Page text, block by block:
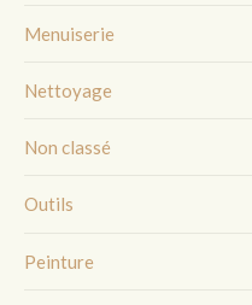
Menuiserie
Nettoyage
Non classé
Outils
Peinture